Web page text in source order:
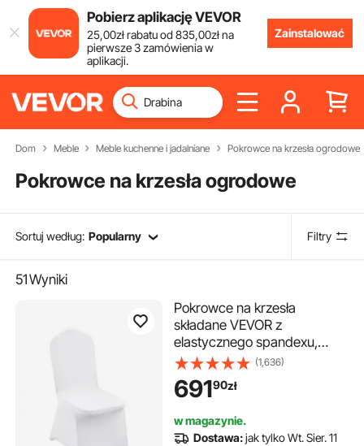
Pobierz aplikację VEVOR
25,00złrabatu od835,00złna
pierwsze 3 zamówienia w
aplikacji.
Zainstalować
Dom Meble Meble kuchenne i jadalniane Pokrowce na krzesła ogrodowe
Pokrowce na krzesła ogrodowe
Sortuj według: Popularny Filtry
51Wyniki
Pokrowce na krzesła
składane VEVOR z
elastycznego spandexu,
uniwersalne, zdejmowane i
nadające się do prania, na
wesela, święta, imprezy, do
sztuk, białe)
(1,636)
69190zł
w magazynie.
Dostawa:jak tylko Wt. Sier. 11